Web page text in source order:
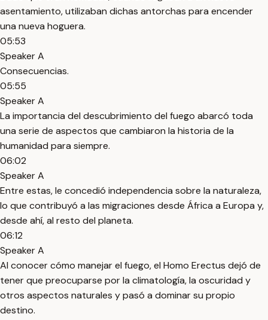
asentamiento, utilizaban dichas antorchas para encender
una nueva hoguera.
05:53
Speaker A
Consecuencias.
05:55
Speaker A
La importancia del descubrimiento del fuego abarcó toda
una serie de aspectos que cambiaron la historia de la
humanidad para siempre.
06:02
Speaker A
Entre estas, le concedió independencia sobre la naturaleza,
lo que contribuyó a las migraciones desde África a Europa y,
desde ahí, al resto del planeta.
06:12
Speaker A
Al conocer cómo manejar el fuego, el Homo Erectus dejó de
tener que preocuparse por la climatología, la oscuridad y
otros aspectos naturales y pasó a dominar su propio
destino.